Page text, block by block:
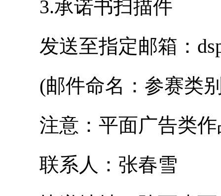
3.承诺书扫描件
发送至指定邮箱：
(邮件命名：参赛类别
注意：平面广告类作
联系人：张春雪